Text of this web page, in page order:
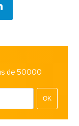
de 50000
OK